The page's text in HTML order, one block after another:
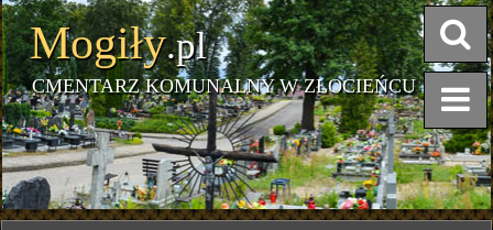
Mogiły.pl
CMENTARZ KOMUNALNY W ZŁOCIEŃCU